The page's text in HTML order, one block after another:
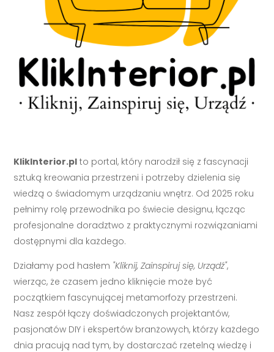
KlikInterior.pl to portal, który narodził się z fascynacji
sztuką kreowania przestrzeni i potrzeby dzielenia się
wiedzą o świadomym urządzaniu wnętrz. Od 2025 roku
pełnimy rolę przewodnika po świecie designu, łącząc
profesjonalne doradztwo z praktycznymi rozwiązaniami
dostępnymi dla każdego.
Działamy pod hasłem "Kliknij, Zainspiruj się, Urządź",
wierząc, że czasem jedno kliknięcie może być
początkiem fascynującej metamorfozy przestrzeni.
Nasz zespół łączy doświadczonych projektantów,
pasjonatów DIY i ekspertów branżowych, którzy każdego
dnia pracują nad tym, by dostarczać rzetelną wiedzę i